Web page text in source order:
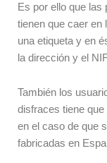
Es por ello que las
tienen que caer en
una etiqueta y en
la dirección y el
También los
disfraces tiene
en el caso de que
fabricadas en